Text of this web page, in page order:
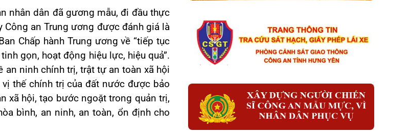
nhân dân đã gương mẫu, đi đầu thực
an Trung ương được đánh giá là
Chấp hành Trung ương về “tiếp tục
gọn, hoạt động hiệu lực, hiệu quả”.
ninh chính trị, trật tự an toàn xã hội
thế chính trị của đất nước được bảo
xã hội, tạo bước ngoặt trong quản trị,
bình, an ninh, an toàn, ổn định cho